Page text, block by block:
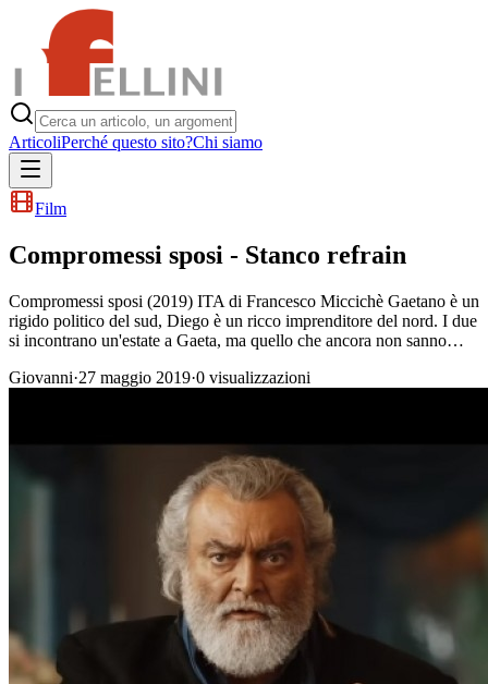
ArticoliPerché questo sito?Chi siamo
Film
Compromessi sposi - Stanco refrain
Compromessi sposi (2019) ITA di Francesco Miccichè Gaetano è un
rigido politico del sud, Diego è un ricco imprenditore del nord. I due
si incontrano un'estate a Gaeta, ma quello che ancora non sanno…
Giovanni·27 maggio 2019·0 visualizzazioni